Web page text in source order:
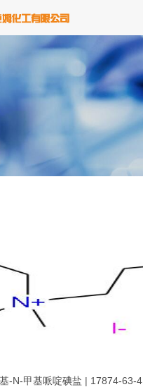
-N-甲基哌啶碘盐 | 17874-63-4